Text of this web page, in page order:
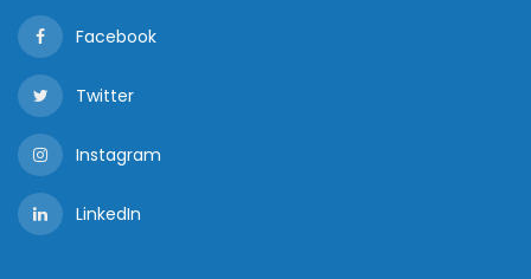
Facebook
Twitter
Instagram
LinkedIn